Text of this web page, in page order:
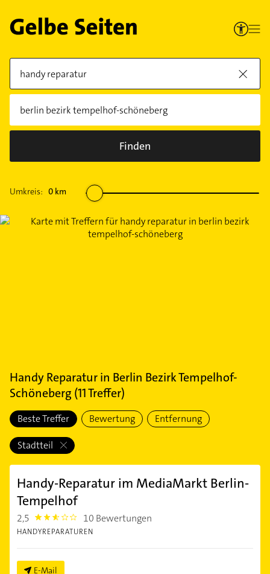
Finden
Umkreis: 0 km
Handy Reparaturin Berlin Bezirk Tempelhof-
Schöneberg (11Treffer)
Beste Treffer Bewertung Entfernung
Stadtteil
Handy-Reparatur im MediaMarkt Berlin-
Tempelhof
2,5 2.5 10 Bewertungen
HANDYREPARATUREN
E-Mail